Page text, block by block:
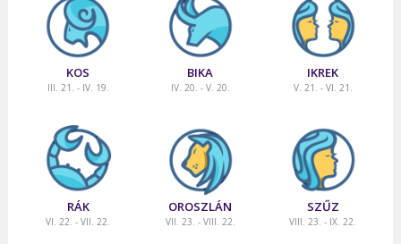
KOS
III. 21. - IV. 19.
BIKA
IV. 20. - V. 20.
IKREK
V. 21. - VI. 21.
RÁK
VI. 22. - VII. 22.
OROSZLÁN
VII. 23. - VIII. 22.
SZŰZ
VIII. 23. - IX. 22.